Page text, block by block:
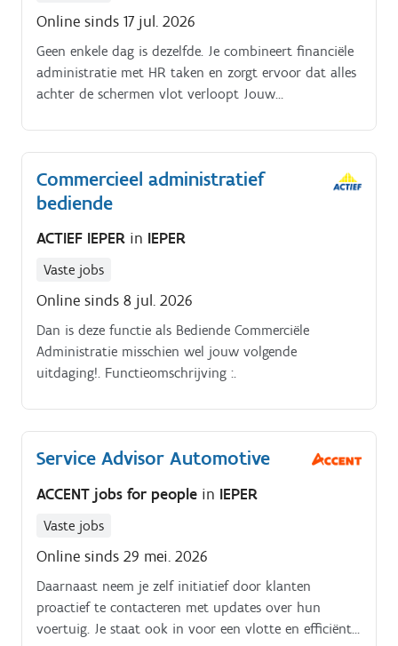
Online sinds 17 jul. 2026
Geen enkele dag is dezelfde. Je combineert financiële
administratie met HR taken en zorgt ervoor dat alles
achter de schermen vlot verloopt Jouw
Commercieel administratief
bediende
ACTIEF IEPER in IEPER
Vaste jobs
Online sinds 8 jul. 2026
Dan is deze functie als Bediende Commerciële
Administratie misschien wel jouw volgende
uitdaging!. Functieomschrijving :.
Service Advisor Automotive
ACCENT jobs for people in IEPER
Vaste jobs
Online sinds 29 mei. 2026
Daarnaast neem je zelf initiatief door klanten
proactief te contacteren met updates over hun
voertuig. Je staat ook in voor een vlotte en efficiënte